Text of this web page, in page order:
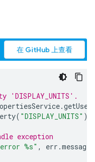
在 GitHub 上查看
.
( "DISPLAY_UNITS" );
exception
%s" , err .message